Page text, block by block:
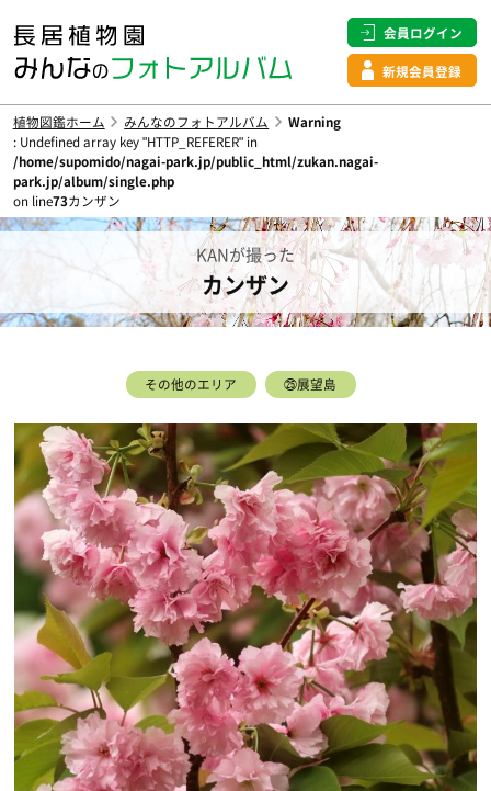
会員ログイン
新規会員登録
植物図鑑ホーム みんなのフォトアルバム
Warning
: Undefined array key "HTTP_REFERER" in
/home/supomido/nagai-park.jp/public_html/zukan.nagai-
park.jp/album/single.php
on line73カンザン
KANが撮った
カンザン
その他のエリア ㉕展望島